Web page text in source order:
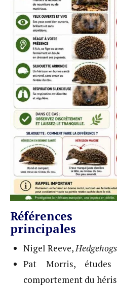
Références
principales
Nigel Reeve, Hedgehogs
Pat Morris,
comportement du